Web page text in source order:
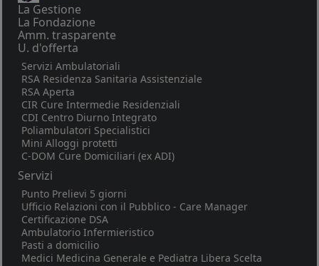
La Gestione
La Fondazione
Amm. trasparente
U. d'offerta
Servizi Ambulatoriali
RSA Residenza Sanitaria Assistenziale
RSA Aperta
CIR Cure Intermedie Residenziali
CDI Centro Diurno Integrato
Poliambulatori Specialistici
Mini Alloggi protetti
C-DOM Cure Domiciliari (ex ADI)
Servizi
Punto Prelievi 5 giorni
Ufficio Relazioni con il Pubblico - Care Manager
Certificazione DSA
Ambulatorio Infermieristico
Pasti a domicilio
Medici Medicina Generale e Pediatra Libera Scelta